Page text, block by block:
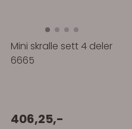
Mini skralle sett 4 deler
6665
406,25,-